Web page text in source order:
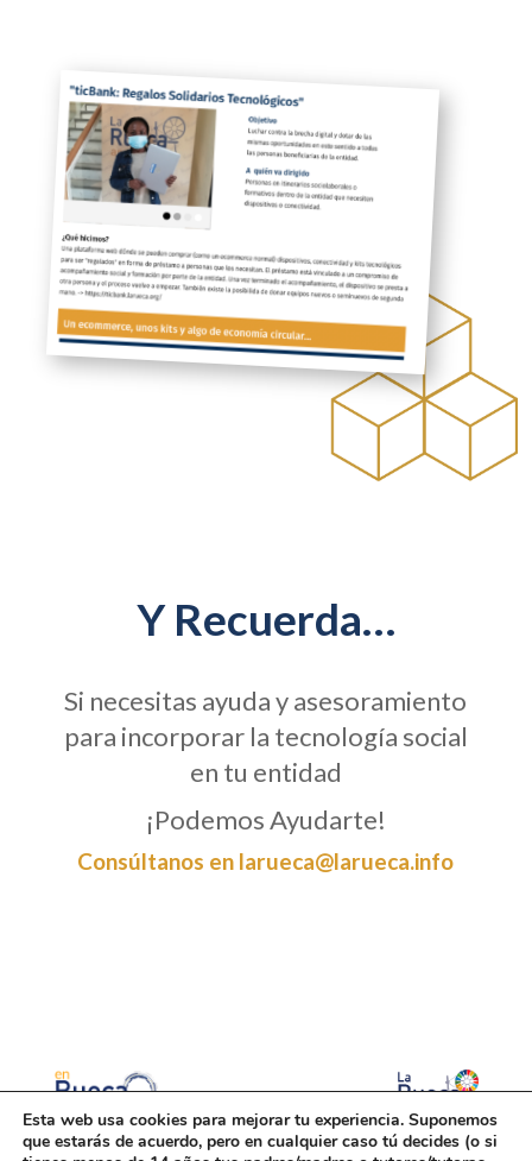
Y Recuerda…
Si necesitas ayuda y asesoramiento
para incorporar la tecnología social
en tu entidad
¡Podemos Ayudarte!
Consúltanos en larueca@larueca.info
Esta web usa cookies para mejorar tu experiencia. Suponemos
que estarás de acuerdo, pero en cualquier caso tú decides (o si